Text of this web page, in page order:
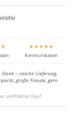
★★★★★
Kommunikation
Dank – rasche Lieferung,
große Freude, gern
verifizierter Kauf